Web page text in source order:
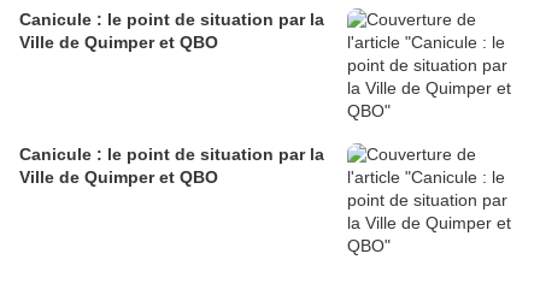
Canicule : le point de situation par la
Ville de Quimper et QBO
Canicule : le point de situation par la
Ville de Quimper et QBO